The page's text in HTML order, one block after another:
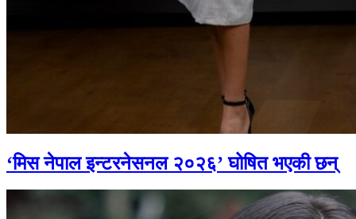
‘मिस नेपाल इन्टरनेसनल २०२६’ घोषित भएकी छन्